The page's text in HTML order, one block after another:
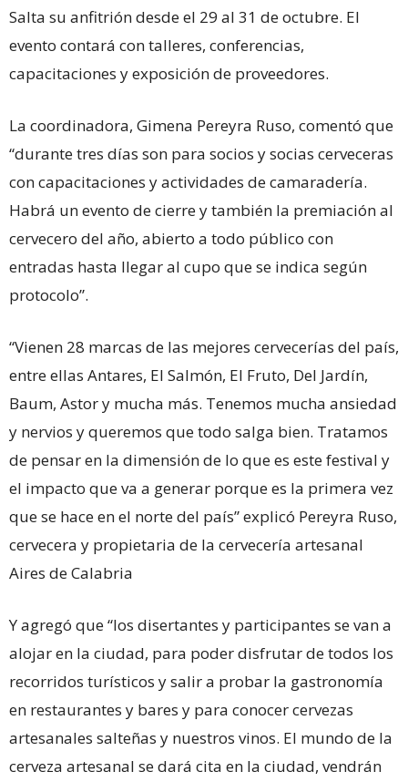
Salta su anfitrión desde el 29 al 31 de octubre. El
evento contará con talleres, conferencias,
capacitaciones y exposición de proveedores.
La coordinadora, Gimena Pereyra Ruso, comentó que
“durante tres días son para socios y socias cerveceras
con capacitaciones y actividades de camaradería.
Habrá un evento de cierre y también la premiación al
cervecero del año, abierto a todo público con
entradas hasta llegar al cupo que se indica según
protocolo”.
“Vienen 28 marcas de las mejores cervecerías del país,
entre ellas Antares, El Salmón, El Fruto, Del Jardín,
Baum, Astor y mucha más. Tenemos mucha ansiedad
y nervios y queremos que todo salga bien. Tratamos
de pensar en la dimensión de lo que es este festival y
el impacto que va a generar porque es la primera vez
que se hace en el norte del país” explicó Pereyra Ruso,
cervecera y propietaria de la cervecería artesanal
Aires de Calabria
Y agregó que “los disertantes y participantes se van a
alojar en la ciudad, para poder disfrutar de todos los
recorridos turísticos y salir a probar la gastronomía
en restaurantes y bares y para conocer cervezas
artesanales salteñas y nuestros vinos. El mundo de la
cerveza artesanal se dará cita en la ciudad, vendrán